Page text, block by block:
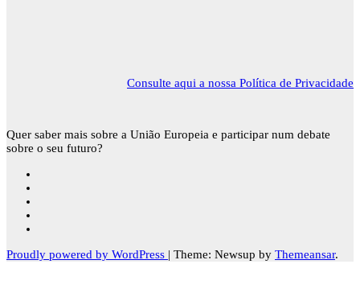
Consulte aqui a nossa Política de Privacidade
Quer saber mais sobre a União Europeia e participar num debate
sobre o seu futuro?
Proudly powered by WordPress | Theme: Newsup by Themeansar.